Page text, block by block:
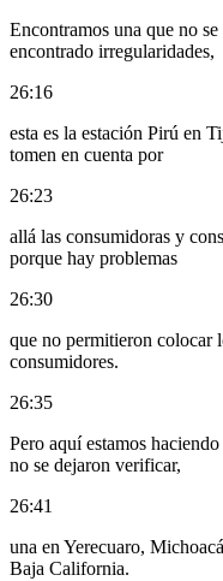
Encontramos una que no
encontrado irregularidades,
26:16
esta es la estación Pirú en
tomen en cuenta por
26:23
allá las consumidoras y
porque hay problemas
26:30
que no permitieron colocar
consumidores.
26:35
Pero aquí estamos
no se dejaron verificar,
26:41
una en Yerecuaro,
Baja California.